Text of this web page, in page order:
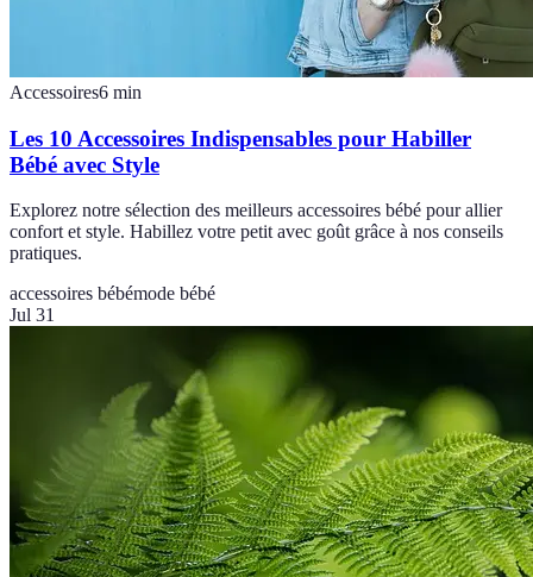
Accessoires6 min
Les 10 Accessoires Indispensables pour Habiller
Bébé avec Style
Explorez notre sélection des meilleurs accessoires bébé pour allier
confort et style. Habillez votre petit avec goût grâce à nos conseils
pratiques.
accessoires bébémode bébé
Jul 31